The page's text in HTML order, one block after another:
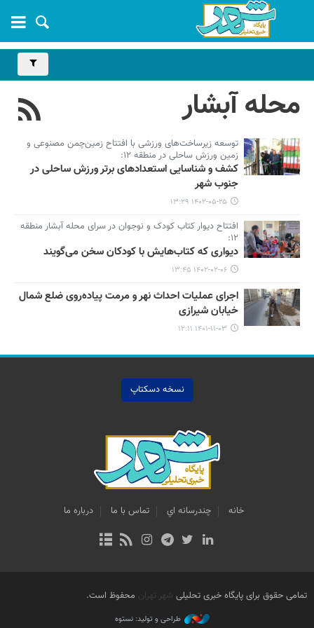
محله آبشار
توسعه زیرساخت‌های ورزشی با افتتاح زمین‌چمن مصنوعی و
زمین ورزش ساحلی در منطقه ۱۲:
کشف و شناسایی استعدادهای برتر ورزش ساحلی در
جنوب شهر
۱۴۰۲-۰۵-۲۵ ۱۳:۲۹
افتتاح دیوار کتاب کودک و نوجوان در سرای محله آبشار منطقه
۱۲:
دیواری که کتاب‌هایش با کودکان سخن می‌گویند
۱۴۰۲-۰۲-۰۶ ۱۳:۴۵
اجرای عملیات احداث نهر و مرمت پیاده‌روی ضلع شمال
خیابان شیرازی
۱۴۰۱-۱۱-۰۳ ۱۲:۱۱
نسخه دسکتاپ
خانه چندرسانه اي تماس با ما درباره ما
تمامی حقوق برای پایگاه خبری تحلیلی شهر تهران محفوظ است.
طراحی و تولید: نستوه